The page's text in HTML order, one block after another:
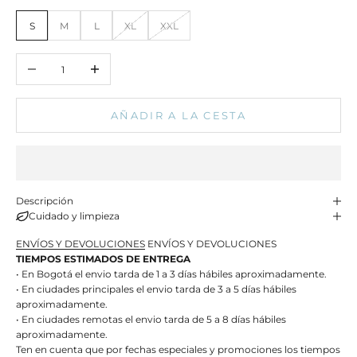
S M L XL XXL
AÑADIR A LA CESTA
Descripción
Cuidado y limpieza
ENVÍOS Y DEVOLUCIONES ENVÍOS Y DEVOLUCIONES
TIEMPOS ESTIMADOS DE ENTREGA
• En Bogotá el envio tarda de 1 a 3 días hábiles aproximadamente.
• En ciudades principales el envio tarda de 3 a 5 días hábiles
aproximadamente.
• En ciudades remotas el envio tarda de 5 a 8 días hábiles
aproximadamente.
Ten en cuenta que por fechas especiales y promociones los tiempos